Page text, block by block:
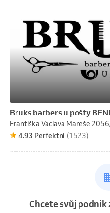
Bruks barbers u pošty
Františka Václava Mareše
4.93 Perfektní (1523)
Chcete svůj